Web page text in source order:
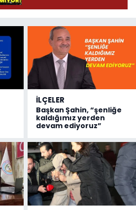
İLÇELER
Başkan Şahin, “şenliğe
kaldığımız yerden
devam ediyoruz”